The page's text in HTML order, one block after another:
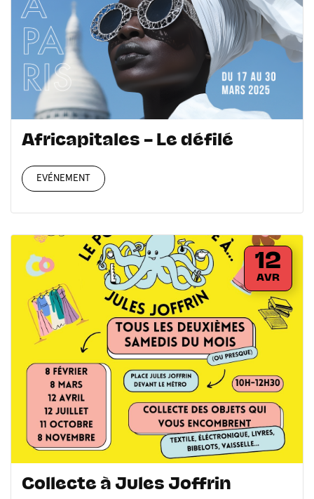
Africapitales – Le défilé
EVÉNEMENT
12
AVR
Collecte à Jules Joffrin